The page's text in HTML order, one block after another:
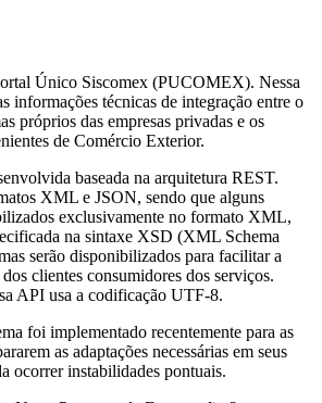
Único Siscomex (PUCOMEX). Nessa
informações técnicas de integração entre o
próprios das empresas privadas e os
de Comércio Exterior.
baseada na arquitetura REST.
XML e JSON, sendo que alguns
exclusivamente no formato XML,
na sintaxe XSD (XML Schema
serão disponibilizados para facilitar a
clientes consumidores dos serviços.
API usa a codificação UTF-8.
foi implementado recentemente para as
as adaptações necessárias em seus
ocorrer instabilidades pontuais.